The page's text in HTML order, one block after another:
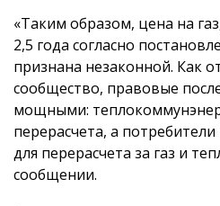
«Таким образом, цена на
2,5 года согласно
признана незаконной. Как
сообщество, правовые
мощными:
перерасчета, а
для перерасчета за газ и
сообщении.